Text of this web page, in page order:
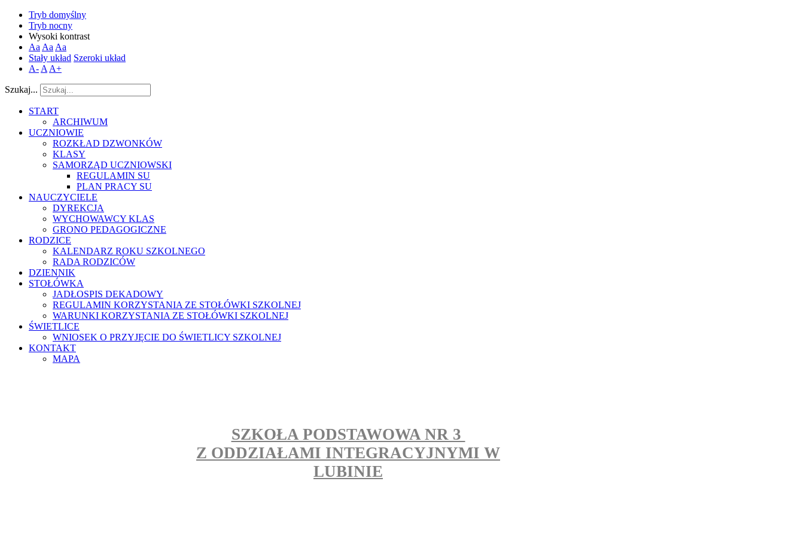
Tryb domyślny
Tryb nocny
Wysoki kontrast
Aa Aa Aa
Stały układ Szeroki układ
A- A A+
Szukaj...
START
ARCHIWUM
UCZNIOWIE
ROZKŁAD DZWONKÓW
KLASY
SAMORZĄD UCZNIOWSKI
REGULAMIN SU
PLAN PRACY SU
NAUCZYCIELE
DYREKCJA
WYCHOWAWCY KLAS
GRONO PEDAGOGICZNE
RODZICE
KALENDARZ ROKU SZKOLNEGO
RADA RODZICÓW
DZIENNIK
STOŁÓWKA
JADŁOSPIS DEKADOWY
REGULAMIN KORZYSTANIA ZE STOŁÓWKI SZKOLNEJ
WARUNKI KORZYSTANIA ZE STOŁÓWKI SZKOLNEJ
ŚWIETLICE
WNIOSEK O PRZYJĘCIE DO ŚWIETLICY SZKOLNEJ
KONTAKT
MAPA
SZKOŁA PODSTAWOWA NR 3
Z ODDZIAŁAMI INTEGRACYJNYMI W
LUBINIE